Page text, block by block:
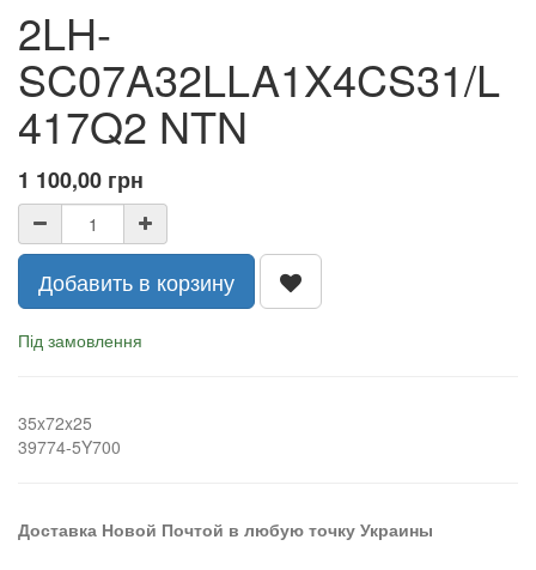
2LH-
SC07A32LLA1X4CS31/L
417Q2 NTN
1 100,00 грн
Добавить в корзину
Під замовлення
35x72x25
39774-5Y700
Доставка Новой Почтой в любую точку Украины